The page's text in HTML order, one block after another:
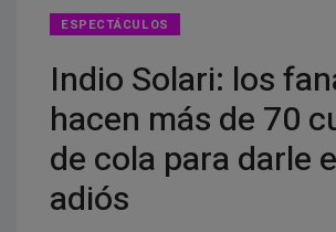
ESPECTÁCULOS
Indio Solari: los
hacen más de 70
de cola para darle
adiós